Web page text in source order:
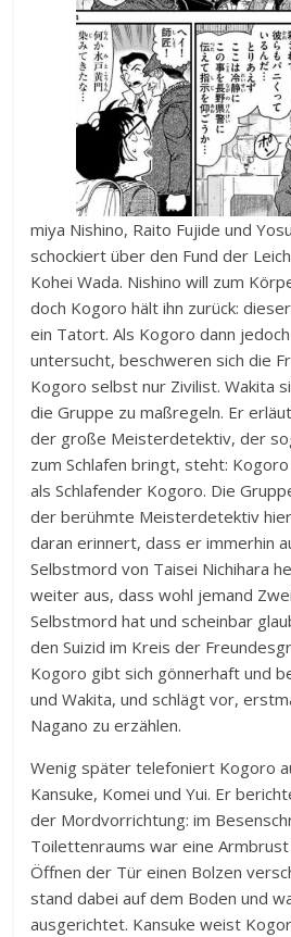
miya Nishino, Raito Fujide und
schockiert über den Fund der
Kohei Wada. Nishino will zum
doch Kogoro hält ihn zurück:
ein Tatort. Als Kogoro dann
untersucht, beschweren sich die
Kogoro selbst nur Zivilist. Wakita
die Gruppe zu maßregeln. Er
der große Meisterdetektiv, der
zum Schlafen bringt, steht:
als Schlafender Kogoro. Die
der berühmte Meisterdetektiv
daran erinnert, dass er immerhin
Selbstmord von Taisei Nichihara
weiter aus, dass wohl jemand
Selbstmord hat und scheinbar
den Suizid im Kreis der
Kogoro gibt sich gönnerhaft und
und Wakita, und schlägt vor,
Nagano zu erzählen.
Wenig später telefoniert Kogoro
Kansuke, Komei und Yui. Er
der Mordvorrichtung: im
Toilettenraums war eine
Öffnen der Tür einen Bolzen
stand dabei auf dem Boden und
ausgerichtet. Kansuke weist